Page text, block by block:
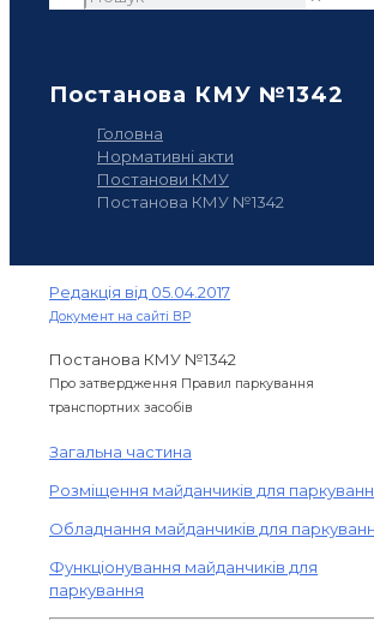
Постанова КМУ №1342
Головна
Нормативні акти
Постанови КМУ
Постанова КМУ №1342
Редакція від 05.04.2017
Документ на сайті ВР
Постанова КМУ №1342
Про затвердження Правил паркування
транспортних засобів
Загальна частина
Розміщення майданчиків для
Обладнання майданчиків для
Функціонування майданчиків для
паркування